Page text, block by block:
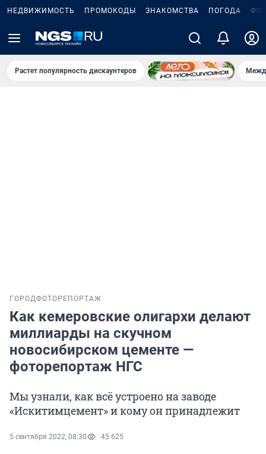
НЕДВИЖИМОСТЬ ПРОМОКОДЫ ЗНАКОМСТВА ПОГОДА
Растет популярность дискаунтеров
ГОРОДФОТОРЕПОРТАЖ
Как кемеровские олигархи делают
миллиарды на скучном
новосибирском цементе —
фоторепортаж НГС
Мы узнали, как всё устроено на заводе
«Искитимцемент» и кому он принадлежит
5 сентября 2022, 08:30 45 625